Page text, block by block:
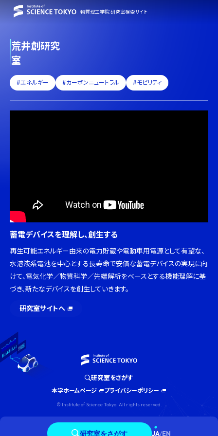
物質理工学院 研究室検索サイト
研究室をさがす JA/EN
荒井創研究
室
#エネルギー #カーボンニュートラル #モビリティ
蓄電デバイスを理解し、創生する
再生可能エネルギー由来の電力貯蔵や電動車用電源として有望な、
水溶液系電池を中心とする長寿命で安価な蓄電デバイスの実現に向
けて、電気化学／物質科学／先端解析をベースとする機能理解に基
づき、新たなデバイスを創生していきます。
研究室サイトへ
研究室をさがす
本学ホームページ プライバシーポリシー
© Institute of Science Tokyo. All rights reserved.